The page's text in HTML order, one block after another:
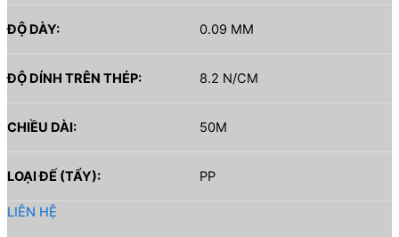
ĐỘ DÀY: 0.09 MM
ĐỘ DÍNH TRÊN THÉP: 8.2 N/CM
CHIỀU DÀI: 50M
LOẠI ĐẾ (TẨY): PP
LIÊN HỆ